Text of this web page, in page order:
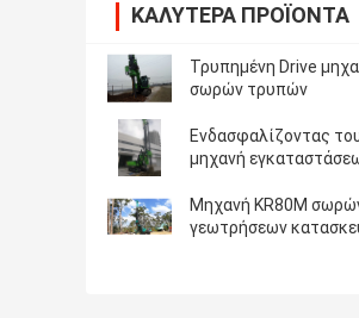
ΚΑΛΎΤΕΡΑ ΠΡΟΪΌΝΤΑ
Τρυπημένη Drive
σωρών τρυπών
Ενδασφαλίζοντας
μηχανή
περιστροφική
Μηχανή KR80M
γεωτρήσεων